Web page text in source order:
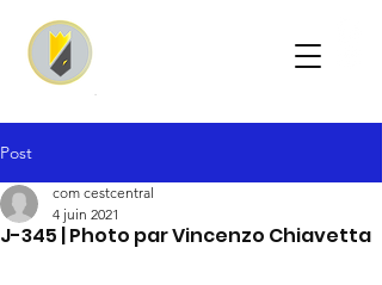
Post
J-345 | Photo par Vincenzo Chiavetta
com cestcentral
4 juin 2021